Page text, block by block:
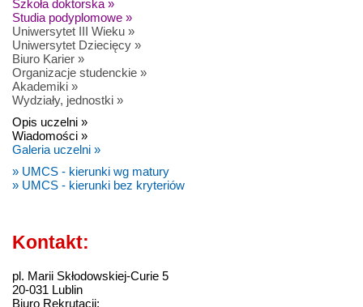
Szkoła doktorska »
Studia podyplomowe »
Uniwersytet III Wieku »
Uniwersytet Dziecięcy »
Biuro Karier »
Organizacje studenckie »
Akademiki »
Wydziały, jednostki »
Opis uczelni »
Wiadomości »
Galeria uczelni »
» UMCS - kierunki wg matury
» UMCS - kierunki bez kryteriów
Kontakt:
pl. Marii Skłodowskiej-Curie 5
20-031 Lublin
Biuro Rekrutacji: